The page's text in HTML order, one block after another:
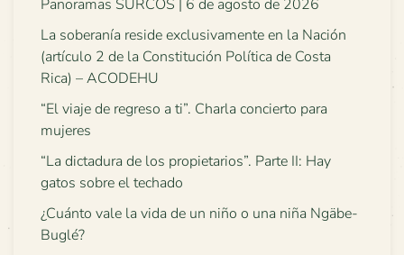
Panoramas SURCOS | 6 de agosto de 2026
La soberanía reside exclusivamente en la Nación
(artículo 2 de la Constitución Política de Costa
Rica) – ACODEHU
“El viaje de regreso a ti”. Charla concierto para
mujeres
“La dictadura de los propietarios”. Parte II: Hay
gatos sobre el techado
¿Cuánto vale la vida de un niño o una niña Ngäbe-
Buglé?